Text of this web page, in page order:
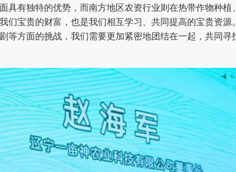
具有独特的优势，而南方地区农资行业则在热带作物种植
们宝贵的财富，也是我们相互学习、共同提高的宝贵资源
等方面的挑战，我们需要更加紧密地团结在一起，共同寻